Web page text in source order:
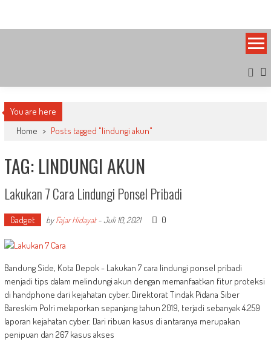
content
You are here
Home > Posts tagged "lindungi akun"
TAG: LINDUNGI AKUN
Lakukan 7 Cara Lindungi Ponsel Pribadi
Gadget byFajar Hidayat-Juli 10, 2021 0
Bandung Side, Kota Depok - Lakukan 7 cara lindungi ponsel pribadi
menjadi tips dalam melindungi akun dengan memanfaatkan fitur proteksi
di handphone dari kejahatan cyber. Direktorat Tindak Pidana Siber
Bareskim Polri melaporkan sepanjang tahun 2019, terjadi sebanyak 4.259
laporan kejahatan cyber. Dari ribuan kasus di antaranya merupakan
penipuan dan 267 kasus akses